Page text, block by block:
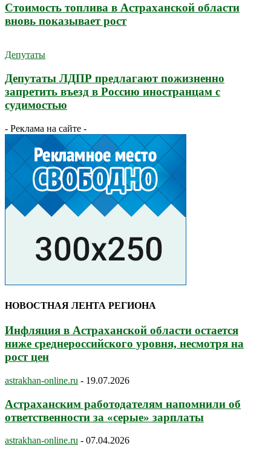
Стоимость топлива в Астраханской области
вновь показывает рост
Депутаты
Депутаты ЛДПР предлагают пожизненно
запретить въезд в Россию иностранцам с
судимостью
- Реклама на сайте -
НОВОСТНАЯ ЛЕНТА РЕГИОНА
Инфляция в Астраханской области остается
ниже среднероссийского уровня, несмотря на
рост цен
astrakhan-online.ru - 19.07.2026
Астраханским работодателям напомнили об
ответственности за «серые» зарплаты
astrakhan-online.ru - 07.04.2026